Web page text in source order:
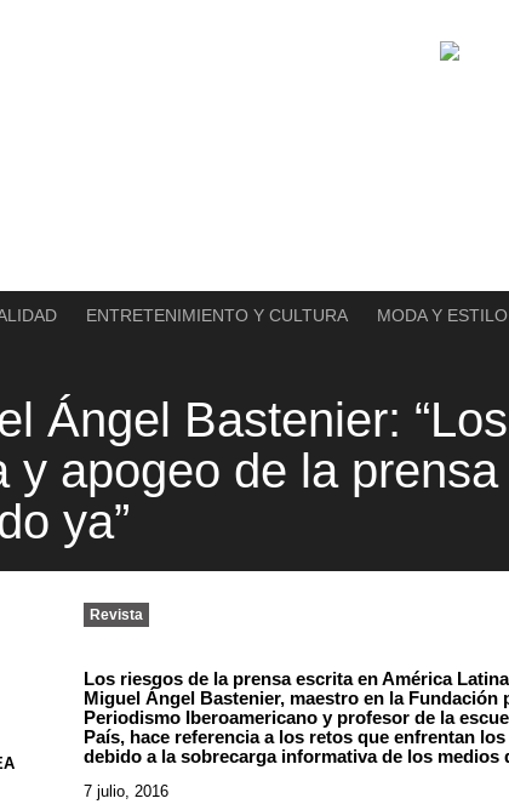
ENTRETENIMIENTO Y CULTURA MODA Y ESTILO
Ángel Bastenier:
y apogeo de la
ya”
Revista
Los riesgos de la prensa escrita en América
Miguel Ángel Bastenier, maestro en la Fundación
Periodismo Iberoamericano y profesor de la
País, hace referencia a los retos que enfrentan
debido a la sobrecarga informativa de los medios
7 julio, 2016